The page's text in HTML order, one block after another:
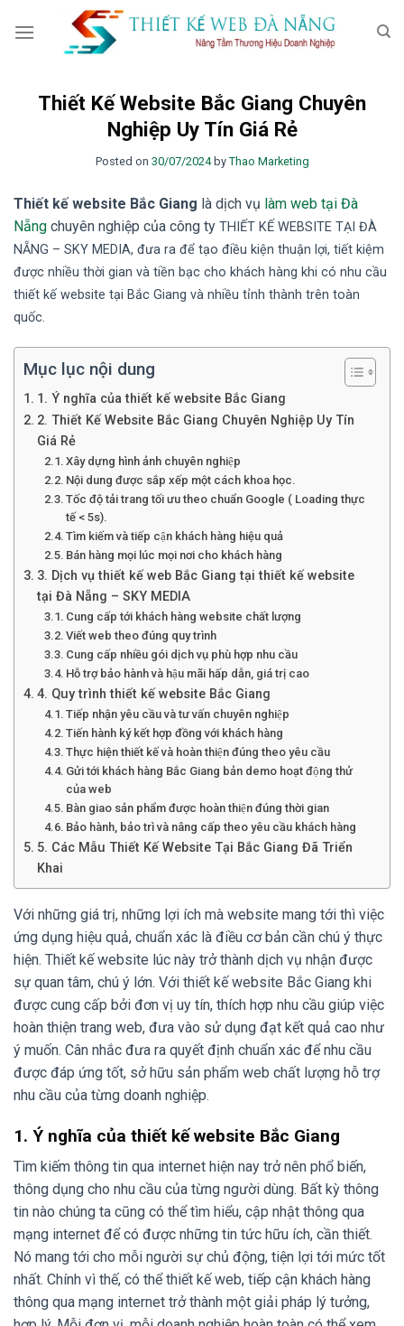
Thiết Kế Website Bắc Giang Chuyên
Nghiệp Uy Tín Giá Rẻ
Posted on 30/07/2024by Thao Marketing
Thiết kế website Bắc Giang là dịch vụ làm web tại Đà
Nẵng chuyên nghiệp của công ty TH IẾT KẾ WEBSITE TẠI ĐÀ
NẴNG – SKY MEDIA, đưa ra để tạo điều kiện thuận lợi, tiết kiệm
được nhiều thời gian và tiền bạc cho khách hàng khi có nhu cầu
thiết kế website tại Bắc Giang và nhiều tỉnh thành trên toàn
quốc.
Mục lục nội dung
1. Ý nghĩa của thiết kế website Bắc Giang
2. Thiết Kế Website Bắc Giang Chuyên Nghiệp Uy Tín
Giá Rẻ
Xây dựng hình ảnh chuyên nghiệp
Nội dung được sắp xếp một cách khoa học.
Tốc độ tải trang tối ưu theo chuẩn Google ( Loading thực
tế < 5s).
Tìm kiếm và tiếp cận khách hàng hiệu quả
Bán hàng mọi lúc mọi nơi cho khách hàng
3. Dịch vụ thiết kế web Bắc Giang tại thiết kế website
tại Đà Nẵng – SKY MEDIA
Cung cấp tới khách hàng website chất lượng
Viết web theo đúng quy trình
Cung cấp nhiều gói dịch vụ phù hợp nhu cầu
Hỗ trợ bảo hành và hậu mãi hấp dẫn, giá trị cao
4. Quy trình thiết kế website Bắc Giang
Tiếp nhận yêu cầu và tư vấn chuyên nghiệp
Tiến hành ký kết hợp đồng với khách hàng
Thực hiện thiết kế và hoàn thiện đúng theo yêu cầu
Gửi tới khách hàng Bắc Giang bản demo hoạt động thử
của web
Bàn giao sản phẩm được hoàn thiện đúng thời gian
Bảo hành, bảo trì và nâng cấp theo yêu cầu khách hàng
5. Các Mẫu Thiết Kế Website Tại Bắc Giang Đã Triển
Khai
Với những giá trị, những lợi ích mà website mang tới thì việc
ứng dụng hiệu quả, chuẩn xác là điều cơ bản cần chú ý thực
hiện. Thiết kế website lúc này trở thành dịch vụ nhận được
sự quan tâm, chú ý lớn. Với thiết kế website Bắc Giang khi
được cung cấp bởi đơn vị uy tín, thích hợp nhu cầu giúp việc
hoàn thiện trang web, đưa vào sử dụng đạt kết quả cao như
ý muốn. Cân nhắc đưa ra quyết định chuẩn xác để nhu cầu
được đáp ứng tốt, sở hữu sản phẩm web chất lượng hỗ trợ
nhu cầu của từng doanh nghiệp.
1. Ý nghĩa của thiết kế website Bắc Giang
Tìm kiếm thông tin qua internet hiện nay trở nên phổ biến,
thông dụng cho nhu cầu của từng người dùng. Bất kỳ thông
tin nào chúng ta cũng có thể tìm hiểu, cập nhật thông qua
mạng internet để có được những tin tức hữu ích, cần thiết.
Nó mang tới cho mỗi người sự chủ động, tiện lợi tới mức tốt
nhất. Chính vì thế, có thể thiết kế web, tiếp cận khách hàng
thông qua mạng internet trở thành một giải pháp lý tưởng,